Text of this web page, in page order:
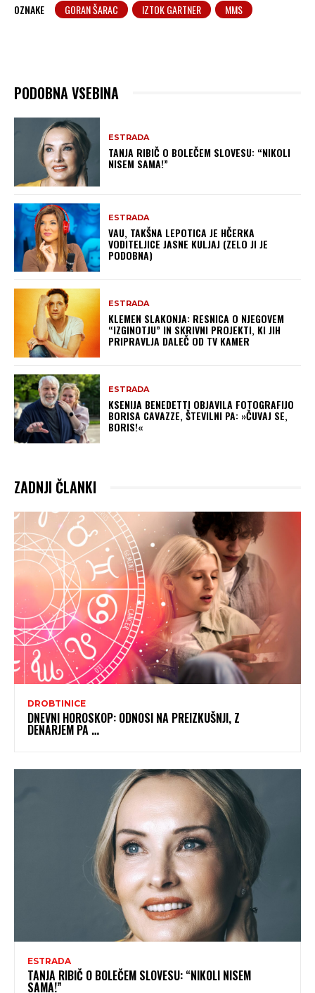
OZNAKE GORAN ŠARAC IZTOK GARTNER MMS
PODOBNA VSEBINA
ESTRADA
TANJA RIBIČ O BOLEČEM SLOVESU: “NIKOLI
NISEM SAMA!”
ESTRADA
VAU, TAKŠNA LEPOTICA JE HČERKA
VODITELJICE JASNE KULJAJ (ZELO JI JE
PODOBNA)
ESTRADA
KLEMEN SLAKONJA: RESNICA O NJEGOVEM
“IZGINOTJU” IN SKRIVNI PROJEKTI, KI JIH
PRIPRAVLJA DALEČ OD TV KAMER
ESTRADA
KSENIJA BENEDETTI OBJAVILA FOTOGRAFIJO
BORISA CAVAZZE, ŠTEVILNI PA: »ČUVAJ SE,
BORIS!«
ZADNJI ČLANKI
DROBTINICE
DNEVNI HOROSKOP: ODNOSI NA PREIZKUŠNJI, Z
DENARJEM PA …
ESTRADA
TANJA RIBIČ O BOLEČEM SLOVESU: “NIKOLI NISEM
SAMA!”